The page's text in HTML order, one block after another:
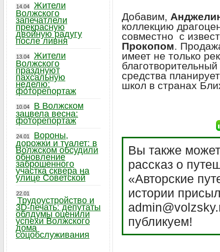
Добавим,
коллекцию
совместно с
Прокопом.
имеет не только
средства
школ в странах
Вы также
рассказ о
«Авторские
истории
публикуем!
14.04
Жители
Волжского
запечатлели
прекрасную
двойную радугу
после ливня
13.04
Жители
Волжского
празднуют
пахсальную
неделю:
фоторепортаж
10.04
В Волжском
зацвела весна:
фоторепортаж
24.01
Вороны,
дорожки и туалет: в
Волжском обсудили
обновление
заброшенного
участка сквера на
улице Советской
22.01
Трудоустройство и
3D-печать: депутаты
облдумы оценили
успехи Волжского
дома
соцобслуживания